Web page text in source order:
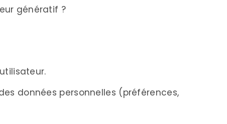
génératif ?
données personnelles (préférences,